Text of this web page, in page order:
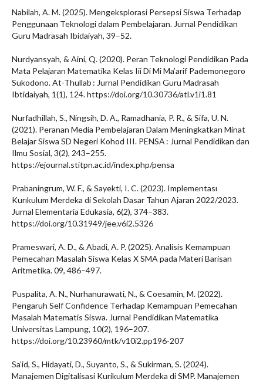
Nabilah, A. M. (2025). Mengeksplorasi Persepsi Siswa Terhadap
Penggunaan Teknologi dalam Pembelajaran. Jurnal Pendidikan
Guru Madrasah Ibidaiyah, 39–52.
Nurdyansyah, & Aini, Q. (2020). Peran Teknologi Pendidikan Pada
Mata Pelajaran Matematika Kelas Iii Di Mi Ma’arif Pademonegoro
Sukodono. At-Thullab : Jurnal Pendidikan Guru Madrasah
Ibtidaiyah, 1(1), 124. https://doi.org/10.30736/atl.v1i1.81
Nurfadhillah, S., Ningsih, D. A., Ramadhania, P. R., & Sifa, U. N.
(2021). Peranan Media Pembelajaran Dalam Meningkatkan Minat
Belajar Siswa SD Negeri Kohod III. PENSA : Jurnal Pendidikan dan
Ilmu Sosial, 3(2), 243–255.
https://ejournal.stitpn.ac.id/index.php/pensa
Prabaningrum, W. F., & Sayekti, I. C. (2023). Implementası
Kurıkulum Merdeka di Sekolah Dasar Tahun Ajaran 2022/2023.
Jurnal Elementaria Edukasia, 6(2), 374–383.
https://doi.org/10.31949/jee.v6i2.5326
Prameswari, A. D., & Abadi, A. P. (2025). Analisis Kemampuan
Pemecahan Masalah Siswa Kelas X SMA pada Materi Barisan
Aritmetika. 09, 486–497.
Puspalita, A. N., Nurhanurawati, N., & Coesamin, M. (2022).
Pengaruh Self Confidence Terhadap Kemampuan Pemecahan
Masalah Matematis Siswa. Jurnal Pendidikan Matematika
Universitas Lampung, 10(2), 196–207.
https://doi.org/10.23960/mtk/v10i2.pp196-207
Sa’id, S., Hidayati, D., Suyanto, S., & Sukirman, S. (2024).
Manajemen Digitalisasi Kurikulum Merdeka di SMP. Manajemen